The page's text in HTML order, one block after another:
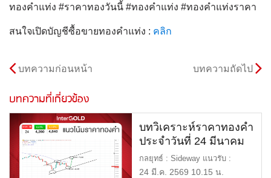
ทองคำแท่ง #ราคาทองวันนี้ #ทองคำแท่ง #ทองคำแท่งราคา
สนใจเปิดบัญชีซื้อขายทองคำแท่ง : คลิก
บทความก่อนหน้า บทความถัดไป
บทความที่เกี่ยวข้อง
บทวิเคราะห์ราคาทองคำ
ประจำวันที่ 24 มีนาคม
2569
กลยุทธ์ : Sideway แนวรับ :
$4,260 หรือ 66,500 แนวต้าน :
24 มี.ค. 2569 10.15 น.